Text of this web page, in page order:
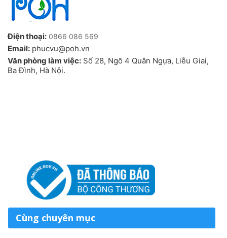
Điện thoại: 0866 086 569
Email: phucvu@poh.vn
Văn phòng làm việc: Số 28, Ngõ 4 Quân Ngựa, Liễu Giai,
Ba Đình, Hà Nội.
Cùng chuyên mục